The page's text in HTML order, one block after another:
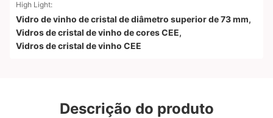
High Light:
Vidro de vinho de cristal de diâmetro superior de 73 mm,
Vidros de cristal de vinho de cores CEE,
Vidros de cristal de vinho CEE
Descrição do produto